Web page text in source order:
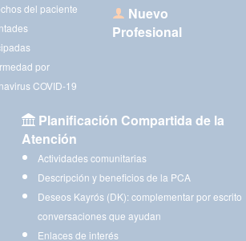
del paciente
por
COVID-19
Nuevo
Profesional
Planificación Compartida de la
Atención
Actividades comunitarias
Descripción y beneficios de la PCA
Deseos Kayrós (DK): complementar por escrito
conversaciones que ayudan
Enlaces de interés